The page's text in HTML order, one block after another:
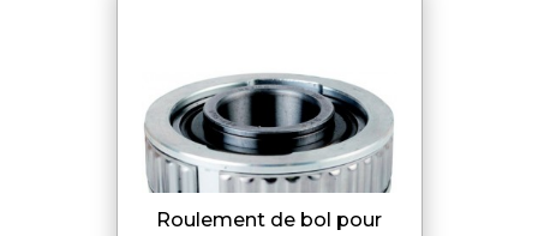
roulement de bol pour